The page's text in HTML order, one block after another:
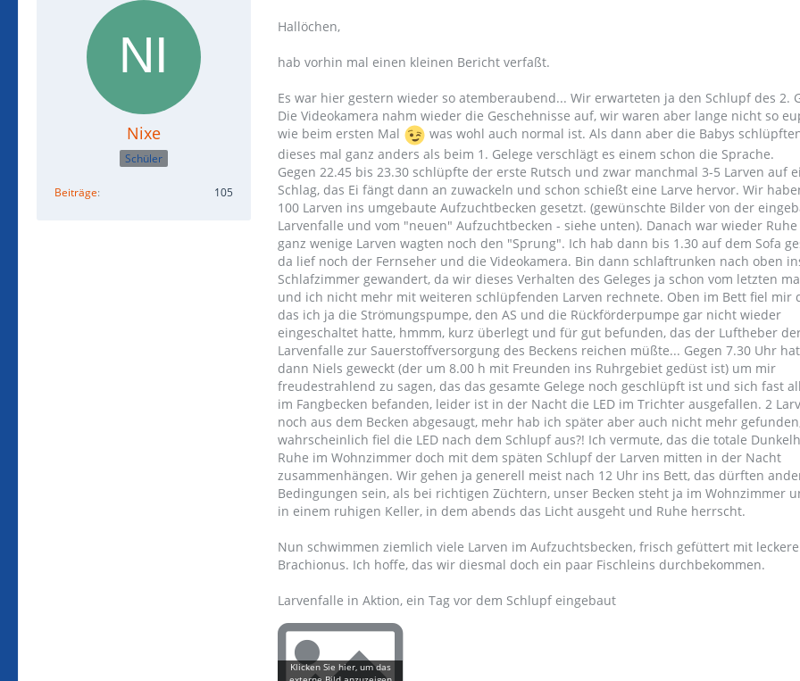
Nixe
Schüler
Beiträge 105
Hallöchen,
hab vorhin mal einen kleinen Bericht verfaßt.
Es war hier gestern wieder so atemberaubend... Wir erwarteten ja den Schlupf des 2.
Die Videokamera nahm wieder die Geschehnisse auf, wir waren aber lange nicht so
wie beim ersten Mal
was wohl auch normal ist. Als dann aber die Babys
dieses mal ganz anders als beim 1. Gelege verschlägt es einem schon die Sprache.
Gegen 22.45 bis 23.30 schlüpfte der erste Rutsch und zwar manchmal 3-5 Larven auf
Schlag, das Ei fängt dann an zuwackeln und schon schießt eine Larve hervor. Wir
100 Larven ins umgebaute Aufzuchtbecken gesetzt. (gewünschte Bilder von der
Larvenfalle und vom "neuen" Aufzuchtbecken - siehe unten). Danach war wieder
ganz wenige Larven wagten noch den "Sprung". Ich hab dann bis 1.30 auf dem Sofa
da lief noch der Fernseher und die Videokamera. Bin dann schlaftrunken nach oben
Schlafzimmer gewandert, da wir dieses Verhalten des Geleges ja schon vom letzten
und ich nicht mehr mit weiteren schlüpfenden Larven rechnete. Oben im Bett fiel mir
das ich ja die Strömungspumpe, den AS und die Rückförderpumpe gar nicht wieder
eingeschaltet hatte, hmmm, kurz überlegt und für gut befunden, das der Luftheber
Larvenfalle zur Sauerstoffversorgung des Beckens reichen müßte... Gegen 7.30 Uhr
dann Niels geweckt (der um 8.00 h mit Freunden ins Ruhrgebiet gedüst ist) um mir
freudestrahlend zu sagen, das das gesamte Gelege noch geschlüpft ist und sich fast
im Fangbecken befanden, leider ist in der Nacht die LED im Trichter ausgefallen. 2
noch aus dem Becken abgesaugt, mehr hab ich später aber auch nicht mehr
wahrscheinlich fiel die LED nach dem Schlupf aus?! Ich vermute, das die totale
Ruhe im Wohnzimmer doch mit dem späten Schlupf der Larven mitten in der Nacht
zusammenhängen. Wir gehen ja generell meist nach 12 Uhr ins Bett, das dürften
Bedingungen sein, als bei richtigen Züchtern, unser Becken steht ja im Wohnzimmer
in einem ruhigen Keller, in dem abends das Licht ausgeht und Ruhe herrscht.
Nun schwimmen ziemlich viele Larven im Aufzuchtsbecken, frisch gefüttert mit
Brachionus. Ich hoffe, das wir diesmal doch ein paar Fischleins durchbekommen.
Larvenfalle in Aktion, ein Tag vor dem Schlupf eingebaut